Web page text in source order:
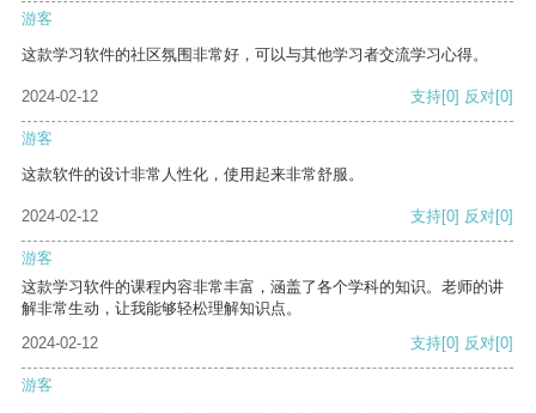
游客
这款学习软件的社区氛围非常好，可以与其他学习者交流学习心得。
2024-02-12 支持[0] 反对[0]
游客
这款软件的设计非常人性化，使用起来非常舒服。
2024-02-12 支持[0] 反对[0]
游客
这款学习软件的课程内容非常丰富，涵盖了各个学科的知识。老师的讲
解非常生动，让我能够轻松理解知识点。
2024-02-12
支持[0] 反对[0]
游客